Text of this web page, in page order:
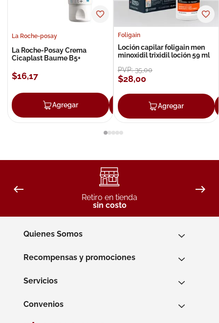
La Roche-posay
La Roche-Posay Crema
Cicaplast Baume B5+
$16,17
Agregar Agregar
Foligain
Loción capilar foligain men
minoxidil trixidil loción 59 ml
PVP:35,00
$28,00
Agregar
Retiro en tienda
sin costo
Quienes Somos
Recompensas y promociones
Servicios
Convenios